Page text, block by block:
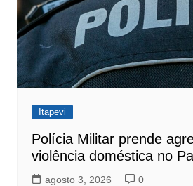
Itapevi
Polícia Militar prende
violência doméstica no
agosto 3, 2026 0